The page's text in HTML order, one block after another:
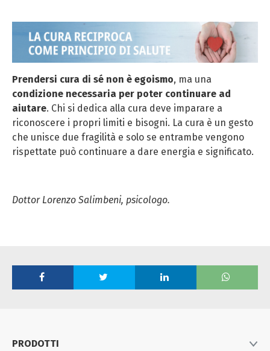
Prendersi cura di sé non è egoismo, ma una
condizione necessaria per poter continuare ad
aiutare. Chi si dedica alla cura deve imparare a
riconoscere i propri limiti e bisogni. La cura è un gesto
che unisce due fragilità e solo se entrambe vengono
rispettate può continuare a dare energia e significato.
Dottor Lorenzo Salimbeni, psicologo.
PRODOTTI